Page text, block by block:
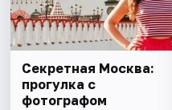
Секретная Москва:
прогулка с
фотографом